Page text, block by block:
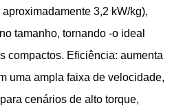
3,2 kW/kg),
tamanho, tornando -o ideal
compactos. Eficiência: aumenta
uma ampla faixa de velocidade,
cenários de alto torque,